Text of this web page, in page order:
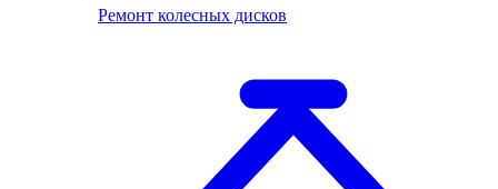
Ремонт колесных дисков